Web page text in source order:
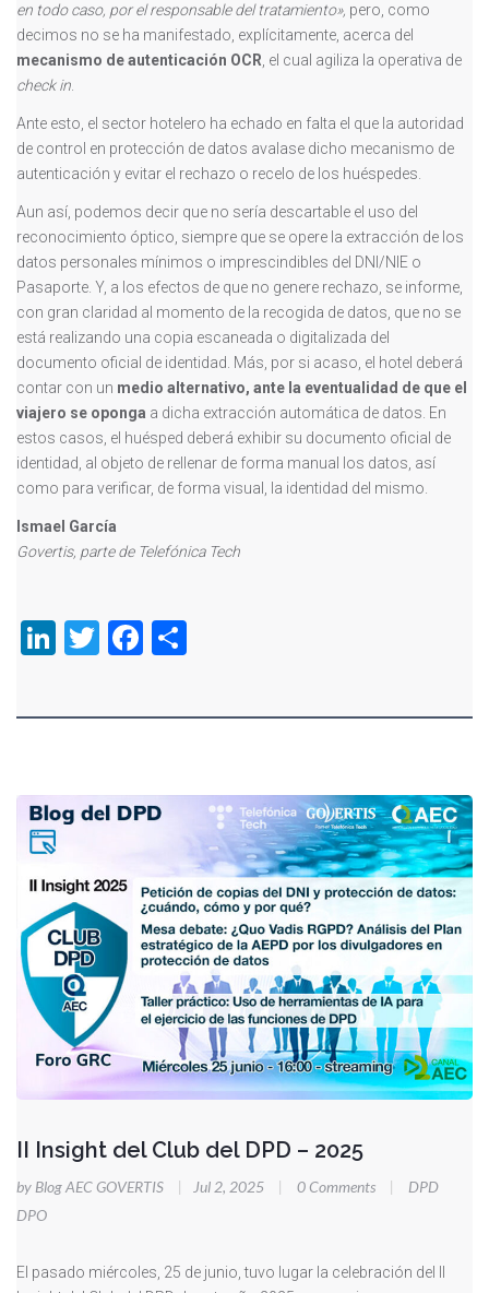
en todo caso, por el responsable del tratamiento», pero, como
decimos no se ha manifestado, explícitamente, acerca del
mecanismo de autenticación OCR , el cual agiliza la operativa de
check in
Ante esto, el sector hotelero ha echado en falta el que la autoridad
de control en protección de datos avalase dicho mecanismo de
autenticación y evitar el rechazo o recelo de los huéspedes.
Aun así, podemos decir que no sería descartable el uso del
reconocimiento óptico, siempre que se opere la extracción de los
datos personales mínimos o imprescindibles del DNI/NIE o
Pasaporte. Y, a los efectos de que no genere rechazo, se informe,
con gran claridad al momento de la recogida de datos, que no se
está realizando una copia escaneada o digitalizada del
documento oficial de identidad. Más, por si acaso, el hotel deberá
contar con un medio alternativo, ante la eventualidad de que el
viajero se oponga a dicha extracción automática de datos. En
estos casos, el huésped deberá exhibir su documento oficial de
identidad, al objeto de rellenar de forma manual los datos, así
como para verificar, de forma visual, la identidad del mismo.
Ismael García
Govertis, parte de Telefónica Tech
LinkedIn
TwitterFacebook
II Insight del Club del DPD – 2025
by Blog AEC GOVERTIS | Jul 2, 2025 | 0 Comments |
DPD
DPO
El pasado miércoles, 25 de junio, tuvo lugar la celebración del II